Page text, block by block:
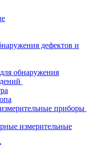
дефектов и
обнаружения
приборы
измерительные